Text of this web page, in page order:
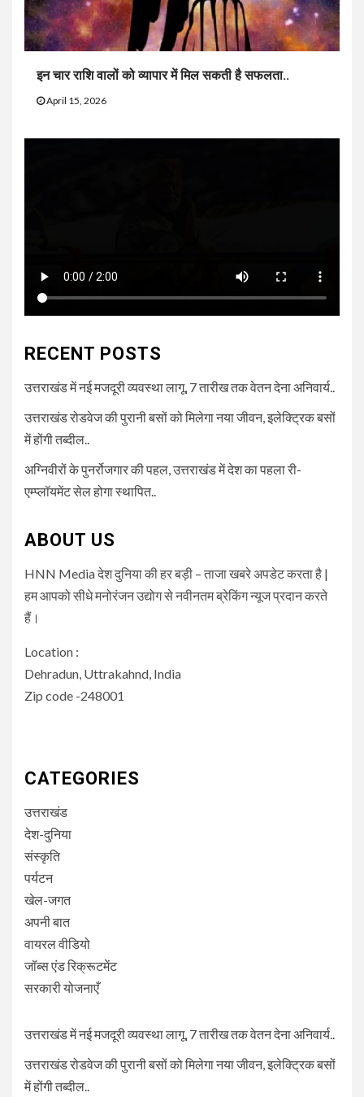
इन चार राशि वालों को व्यापार में मिल सकती है सफलता..
April 15, 2026
RECENT POSTS
उत्तराखंड में नई मजदूरी व्यवस्था लागू, 7 तारीख तक वेतन देना अनिवार्य..
उत्तराखंड रोडवेज की पुरानी बसों को मिलेगा नया जीवन, इलेक्ट्रिक बसों
में होंगी तब्दील..
अग्निवीरों के पुनर्रोजगार की पहल, उत्तराखंड में देश का पहला री-
एम्प्लॉयमेंट सेल होगा स्थापित..
ABOUT US
HNN Media देश दुनिया की हर बड़ी – ताजा खबरे अपडेट करता है |
हम आपको सीधे मनोरंजन उद्योग से नवीनतम ब्रेकिंग न्यूज प्रदान करते
हैं।
Location :
Dehradun, Uttrakahnd, India
Zip code -248001
CATEGORIES
उत्तराखंड
देश-दुनिया
संस्कृति
पर्यटन
खेल-जगत
अपनी बात
वायरल वीडियो
जॉब्स एंड रिक्रूटमेंट
सरकारी योजनाएँ
उत्तराखंड में नई मजदूरी व्यवस्था लागू, 7 तारीख तक वेतन देना अनिवार्य..
उत्तराखंड रोडवेज की पुरानी बसों को मिलेगा नया जीवन, इलेक्ट्रिक बसों
में होंगी तब्दील..